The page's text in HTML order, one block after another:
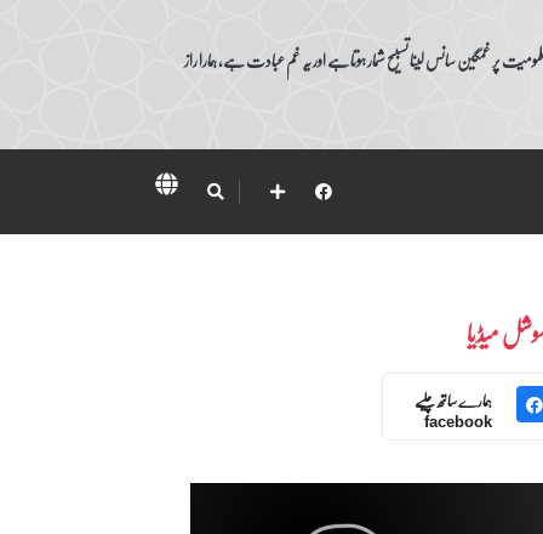
پر غمگین سانس لینا تسبیح شمار ہوتا ہے اور یہ غم عبادت ہے، ہمارا راز
میڈیا
ہمارے ساتھ چلیے
facebook